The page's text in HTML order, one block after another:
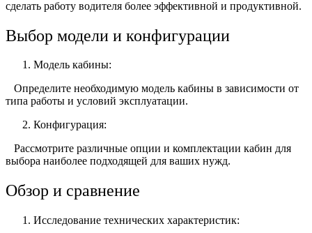
сделать работу водителя более эффективной и продуктивной.
Выбор модели и конфигурации
Модель кабины:
Определите необходимую модель кабины в зависимости от
типа работы и условий эксплуатации.
Конфигурация:
Рассмотрите различные опции и комплектации кабин для
выбора наиболее подходящей для ваших нужд.
Обзор и сравнение
Исследование технических характеристик: